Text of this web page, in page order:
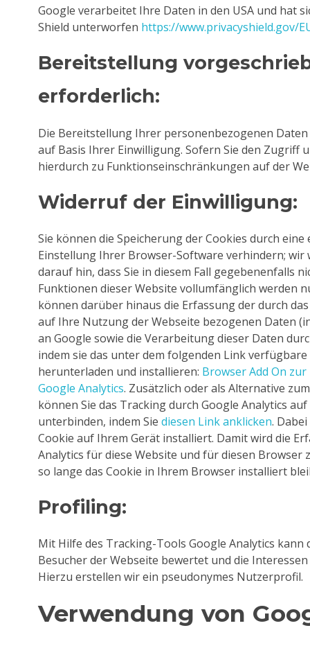
Google verarbeitet Ihre Daten in den USA und hat
Shield unterworfen https://www.privacyshield.gov/
Bereitstellung
erforderlich:
Die Bereitstellung Ihrer personenbezogenen
auf Basis Ihrer Einwilligung. Sofern Sie den Zugriff
hierdurch zu Funktionseinschränkungen auf der
Widerruf der Einwilligung:
Sie können die Speicherung der Cookies durch eine
Einstellung Ihrer Browser-Software verhindern; wir
darauf hin, dass Sie in diesem Fall gegebenenfalls
Funktionen dieser Website vollumfänglich werden
können darüber hinaus die Erfassung der durch
auf Ihre Nutzung der Webseite bezogenen Daten
an Google sowie die Verarbeitung dieser Daten
indem sie das unter dem folgenden Link
herunterladen und installieren: Browser Add On
Google Analytics. Zusätzlich oder als Alternative
können Sie das Tracking durch Google Analytics
unterbinden, indem Sie diesen Link anklicken.
Cookie auf Ihrem Gerät installiert. Damit wird die
Analytics für diese Website und für diesen
so lange das Cookie in Ihrem Browser installiert
Profiling:
Mit Hilfe des Tracking-Tools Google Analytics kann
Besucher der Webseite bewertet und die
Hierzu erstellen wir ein pseudonymes Nutzerprofil.
Verwendung von